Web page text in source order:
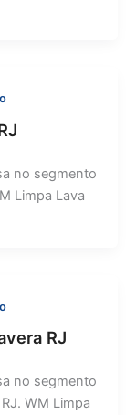
no segmento
Limpa Lava
RJ
no segmento
WM Limpa